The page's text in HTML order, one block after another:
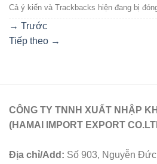
Cả ý kiến ​​và Trackbacks hiện đang bị
→ Trước
Tiếp theo →
CÔNG TY TNNH XUẤT NHẬP
(HAMAI IMPORT EXPORT
Địa chỉ/Add: Số 903, Nguyễn